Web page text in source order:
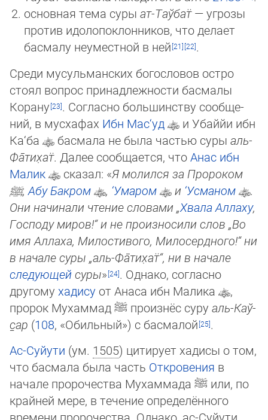
основная тема суры ат-Таў­бат̈— угрозы
против идолопоклонников, что делает
басмалу неуместной в ней
.
Среди мусульманских богословов остро
стоял вопрос принадлежности басмалы
Корану
. Согласно большинству сооб­ще­
ний, в мусхафах Ибн Мас‘уд
и Убаййи ибн
Ка‘ба
басмала не была частью суры аль-
Фа̄­ти­х̣ат̈. Далее сообщается, чтоАнас ибн
Малик
сказал: «Я молился за Пророком
ﷺ,Абу Бакром , ‘Умаром и ‘Усманом
.
Они начинали чтение словами „Хвала Аллаху,
Господу миров!“ и не произносили слов „Во
имя Аллаха, Милостивого, Милосердного!“ ни
в начале су­ры „аль-Фа̄­ти­х̣ат̈“, ни в начале
следующейсуры»
. Однако, согласно
другому хадису от Анаса ибн Малика
,
пророк Мухаммадﷺ про­изнёс суру аль-Каў­
с̱ар (108, «Обиль­ный») с басмалой
.
Ас-Суйути (ум. 1505) цитирует хадисы о том,
что басмала была часть Откровения в
начале пророчества Мухаммада ﷺ или, по
крайней мере, в течение определённого